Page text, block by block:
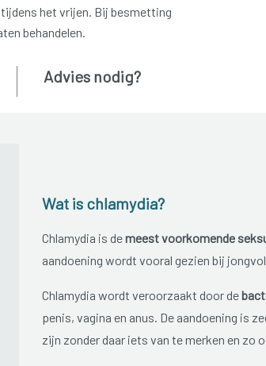
tijdens het vrijen. Bij besmetting
behandelen.
Advies nodig?
Wat is chlamydia?
Chlamydia is demeest voorkomende
aandoening wordt vooral gezien bij
Chlamydia wordt veroorzaakt door de
penis, vagina en anus. De aandoening is
zijn zonder daar iets van te merken en zo